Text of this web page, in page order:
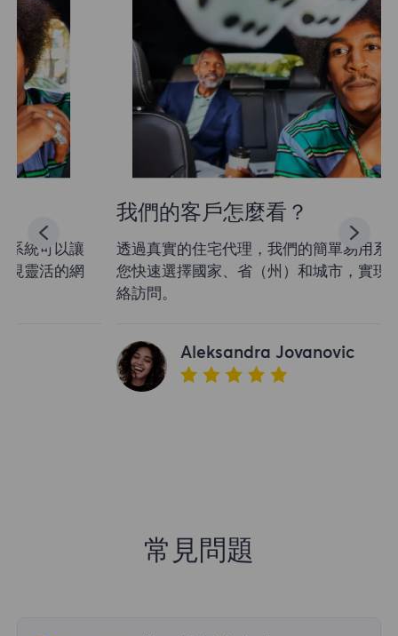
我們的客戶怎麼看？
透過真實的住宅代理，我們的簡單易用系統可以讓
您快速選擇國家、省（州）和城市，實現靈活的網
Aleksandra Jovanovic
常見問題